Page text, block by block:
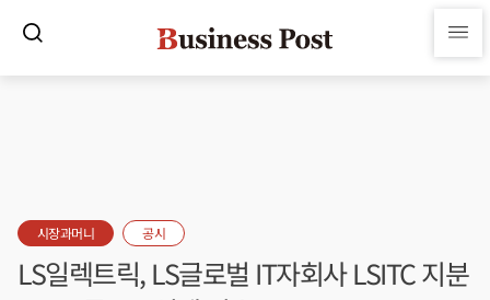
시장과머니 공시
LS일렉트릭, LS글로벌 IT자회사 LSITC 지분